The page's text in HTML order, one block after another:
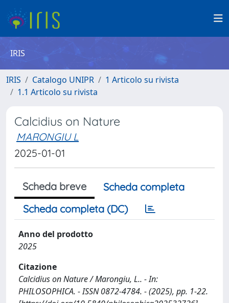
IRIS
IRIS Catalogo UNIPR
1 Articolo su rivista
1.1 Articolo su rivista
Calcidius on Nature
MARONGIU L
2025-01-01
Scheda breve
Scheda completa
Scheda completa (DC)
Anno del prodotto
2025
Citazione
Calcidius on Nature / Marongiu, L.. - In:
PHILOSOPHICA. - ISSN 0872-4784. - (2025), pp. 1-22.